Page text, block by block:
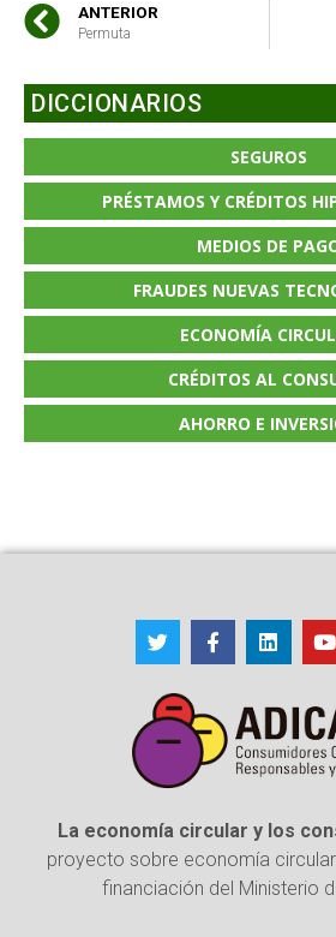
ANTERIOR
Permuta
DICCIONARIOS
SEGUROS
PRÉSTAMOS Y CRÉDITOS
MEDIOS DE
FRAUDES NUEVAS
ECONOMÍA
CRÉDITOS AL
AHORRO E
La economía circular y los
proyecto sobre economía
financiación del Ministerio